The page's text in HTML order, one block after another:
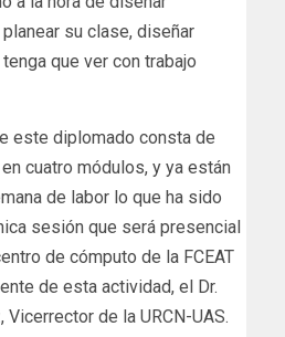
su clase, diseñar
que ver con trabajo
este diplomado consta de
cuatro módulos, y ya están
de labor lo que ha sido
sesión que será presencial
de cómputo de la FCEAT
de esta actividad, el Dr.
de la URCN-UAS.